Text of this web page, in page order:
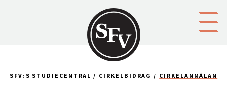
SFV:S STUDIECENTRAL CIRKELBIDRAG CIRKELANMÄLAN